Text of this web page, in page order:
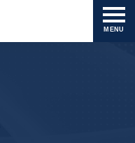
MENU